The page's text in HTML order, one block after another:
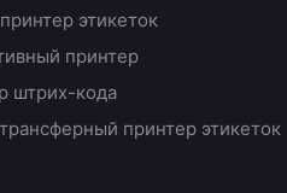
этикеток
принтер
штрих-кода
принтер этикеток